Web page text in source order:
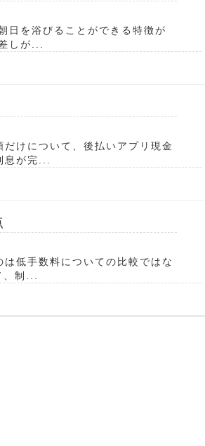
日を浴びることができる特徴が
しが...
けについて、後払いアプリ現金
息が完...
低手数料についての比較ではな
制...